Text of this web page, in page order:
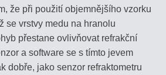
že při použití objemnějšího vzorku
se vrstvy medu na hranolu
přestane ovlivňovat refrakční
a software se s tímto jevem
dobře, jako senzor refraktometru